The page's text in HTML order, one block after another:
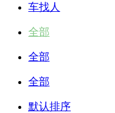
车找人
全部
全部
全部
默认排序